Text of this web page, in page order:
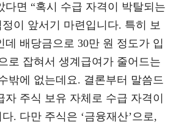
다면 “혹시 수급 자격이 박탈되는
이 앞서기 마련입니다. 특히 보
데 배당금으로 30만 원 정도가 입
로 잡혀서 생계급여가 줄어드는
밖에 없는데요. 결론부터 말씀드
주식 보유 자체로 수급 자격이
. 다만 주식은 ‘금융재산’으로,